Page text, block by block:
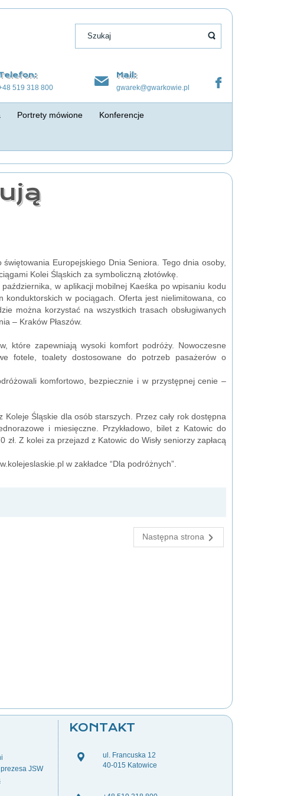
519 318 800
Mail:
gwarek@gwarkowie.pl
Portrety mówione Konferencje
Europejskiego Dnia Seniora. Tego dnia osoby,
Kolei Śląskich za symboliczną złotówkę.
w aplikacji mobilnej Kaeśka po wpisaniu kodu
konduktorskich w pociągach. Oferta jest nielimitowana, co
można korzystać na wszystkich trasach obsługiwanych
– Kraków Płaszów.
które zapewniają wysoki komfort podróży. Nowoczesne
fotele, toalety dostosowane do potrzeb pasażerów o
komfortowo, bezpiecznie i w przystępnej cenie –
Śląskie dla osób starszych. Przez cały rok dostępna
i miesięczne. Przykładowo, bilet z Katowic do
Z kolei za przejazd z Katowic do Wisły seniorzy zapłacą
w zakładce “Dla podróżnych”.
Następna strona
JSW
KONTAKT
ul. Francuska 12
40-015 Katowice